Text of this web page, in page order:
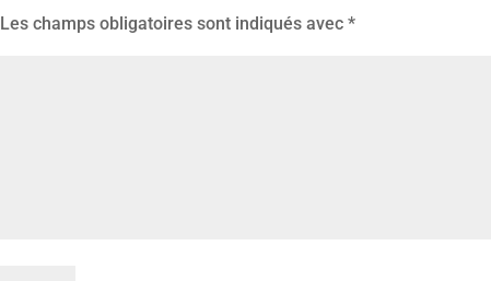
Les champs obligatoires sont indiqués avec*